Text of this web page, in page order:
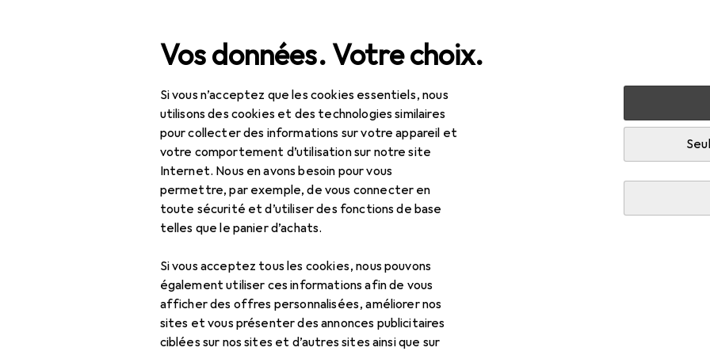
Vos données. Votre choix.
Si vous n’acceptez que les cookies essentiels, nous
utilisons des cookies et des technologies similaires
pour collecter des informations sur votre appareil et
votre comportement d’utilisation sur notre site
Internet. Nous en avons besoin pour vous
permettre, par exemple, de vous connecter en
toute sécurité et d’utiliser des fonctions de base
telles que le panier d’achats.
Si vous acceptez tous les cookies, nous pouvons
également utiliser ces informations afin de vous
afficher des offres personnalisées, améliorer nos
sites et vous présenter des annonces publicitaires
ciblées sur nos sites et d’autres sites ainsi que sur
Recherche
Tout l'assortiment Bricolage + jardin Machines + ateliers